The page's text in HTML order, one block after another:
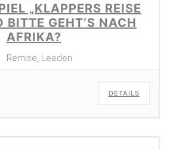
„KLAPPERS REISE
BITTE GEHT’S NACH
AFRIKA?
Remise, Leeden
DETAILS